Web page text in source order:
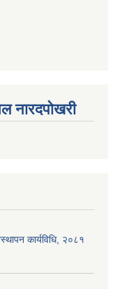
नारदपोखरी
कार्यविधि, २०८१